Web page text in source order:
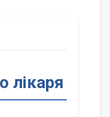
лікаря